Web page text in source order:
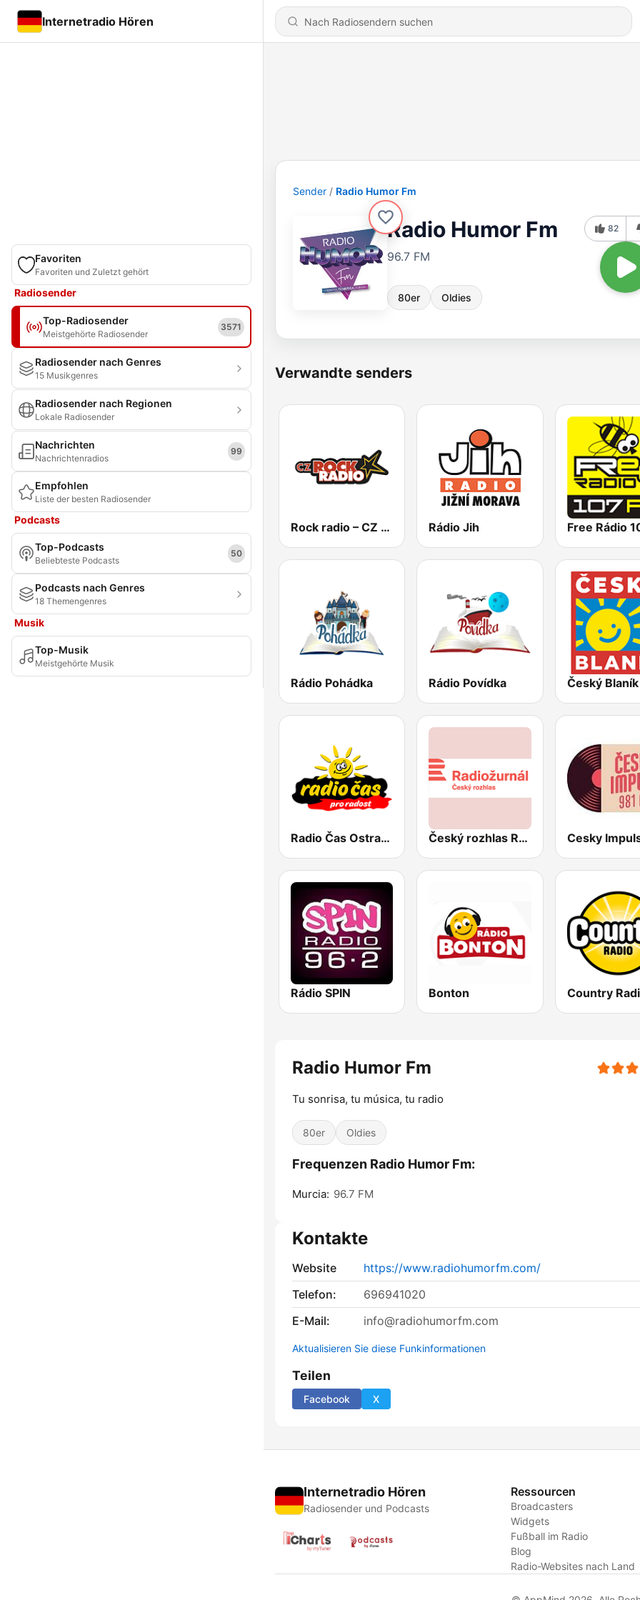
Internetradio Hören
Favoriten
Favoriten und Zuletzt gehört
Radiosender
Top-Radiosender
Meistgehörte Radiosender
3571
Radiosender nach Genres
15 Musikgenres
Radiosender nach Regionen
Lokale Radiosender
Nachrichten
Nachrichtenradios
99
Empfohlen
Liste der besten Radiosender
Podcasts
Top-Podcasts
Beliebteste Podcasts
50
Podcasts nach Genres
18 Themengenres
Musik
Top-Musik
Meistgehörte Musik
Sender Radio Humor Fm
Radio Humor Fm
96.7 FM
80er Oldies
82
Verwandte senders
Rock radio – CZ Rock Rádio Jih
Rádio Pohádka Rádio Povídka Český Blaník
Radio Čas Ostravsko Český rozhlas Radiožurnál Cesky
Rádio SPIN Bonton Country
Radio Humor Fm
Tu sonrisa, tu música, tu radio
80er Oldies
Frequenzen Radio Humor Fm:
Murcia: 96.7 FM
Kontakte
Website
https://www.radiohumorfm.com/
Telefon:
696941020
E-Mail:
info@radiohumorfm.com
Aktualisieren Sie diese Funkinformationen
Teilen
Facebook X
Internetradio Hören
Radiosender und Podcasts
Ressourcen
Broadcasters
Widgets
Fußball im Radio
Blog
Radio-Websites nach Land